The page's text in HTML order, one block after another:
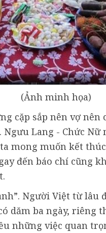
(Ảnh minh họa)
cặp sắp nên vợ nên
Ngưu Lang - Chức
mong muốn kết
đến báo chí cũng
Người Việt từ
dăm ba ngày, riêng
những việc quan